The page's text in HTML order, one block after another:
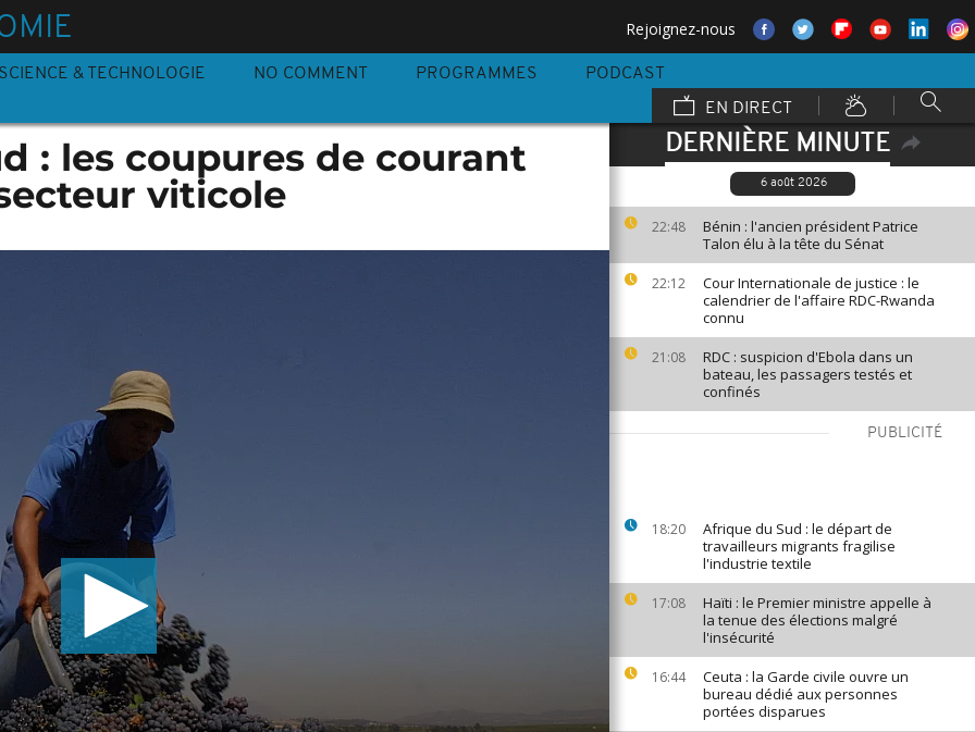
Rejoignez-nous
SCIENCE & TECHNOLOGIE NO COMMENT PROGRAMMES
PODCAST
EN DIRECT
DERNIÈRE MINUTE
6 août 2026
22:48
Bénin : l'ancien président Patrice
Talon élu à la tête du Sénat
22:12
Cour Internationale de justice : le
calendrier de l'affaire RDC-Rwanda
connu
21:08
RDC : suspicion d'Ebola dans un
bateau, les passagers testés et
confinés
PUBLICITÉ
18:20
Afrique du Sud : le départ de
travailleurs migrants fragilise
l'industrie textile
17:08
Haïti : le Premier ministre appelle à
la tenue des élections malgré
l'insécurité
16:44
Ceuta : la Garde civile ouvre un
bureau dédié aux personnes
portées disparues
: les coupures de courant
viticole